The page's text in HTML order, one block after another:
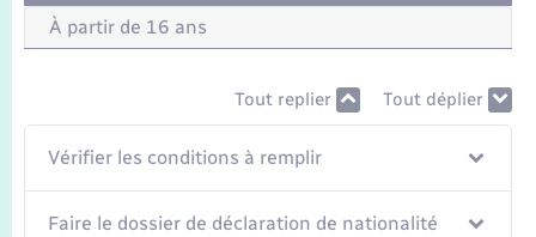
À partir de 16 ans
Tout replier Tout déplier
Vérifier les conditions à remplir
Faire le dossier de déclaration de nationalité